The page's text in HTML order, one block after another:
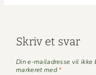
Skriv et svar
Din e-mailadresse vil ikke
markeret med*